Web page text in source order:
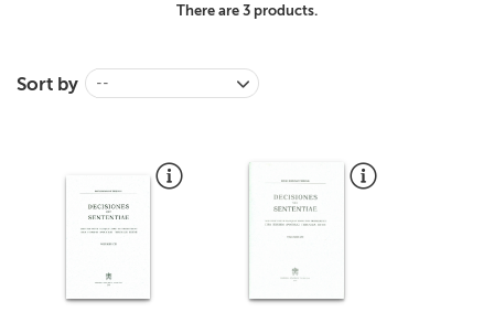
MAGAZINES
CEI
There are 3 products.
Sort by --